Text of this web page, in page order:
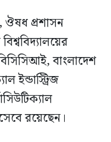
ঔষধ প্রশাসন
বাংলাদেশ
ইন্ডাস্ট্রিজ
রয়েছেন।